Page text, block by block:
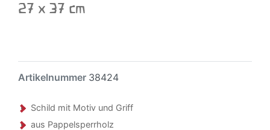
27 x 37 cm
Artikelnummer 38424
Schild mit Motiv und Griff
aus Pappelsperrholz